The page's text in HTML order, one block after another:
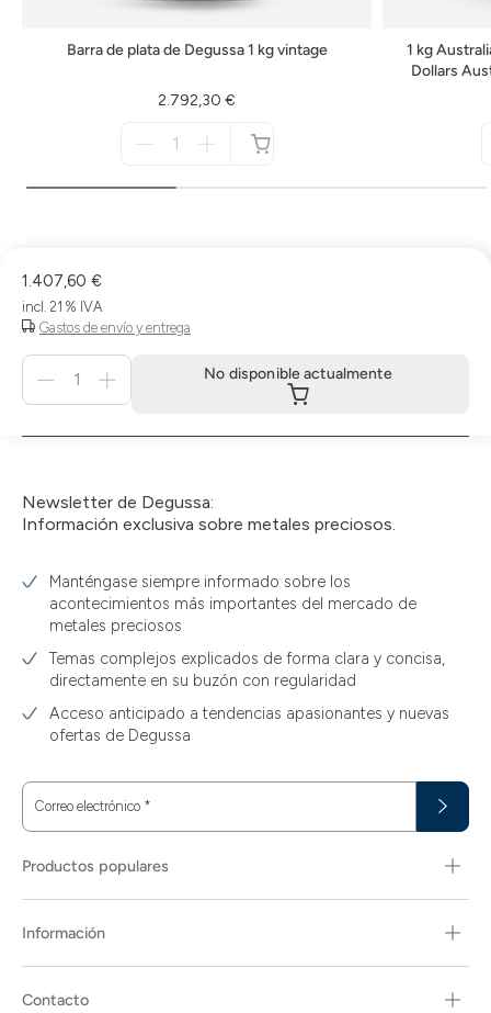
Barra de plata de Degussa 1 kg vintage
2.792,30 €
disponible
1 kg
Dollars
1.407,60 €
incl. 21 % IVA
Gastos de envío y entrega
No
actualmente
No disponible actualmente
Newsletter de Degussa:
Información exclusiva sobre metales preciosos.
Manténgase siempre informado sobre los
acontecimientos más importantes del mercado de
metales preciosos
Temas complejos explicados de forma clara y concisa,
directamente en su buzón con regularidad
Acceso anticipado a tendencias apasionantes y nuevas
ofertas de Degussa
Correo electrónico *
Productos populares
Información
Contacto